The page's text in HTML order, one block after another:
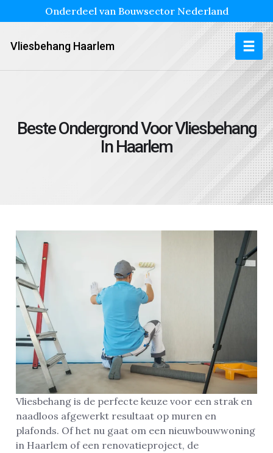
Onderdeel van Bouwsector Nederland
Vliesbehang Haarlem
Beste Ondergrond Voor Vliesbehang
In Haarlem
Vliesbehang is de perfecte keuze voor een strak en
naadloos afgewerkt resultaat op muren en
plafonds. Of het nu gaat om een nieuwbouwwoning
in Haarlem of een renovatieproject, de